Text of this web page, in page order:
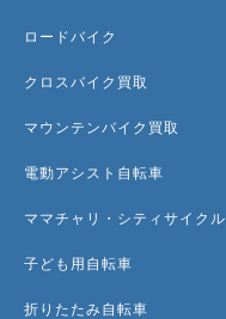
ロードバイク
クロスバイク買取
マウンテンバイク買取
電動アシスト自転車
ママチャリ・シティサイクル
子ども用自転車
折りたたみ自転車